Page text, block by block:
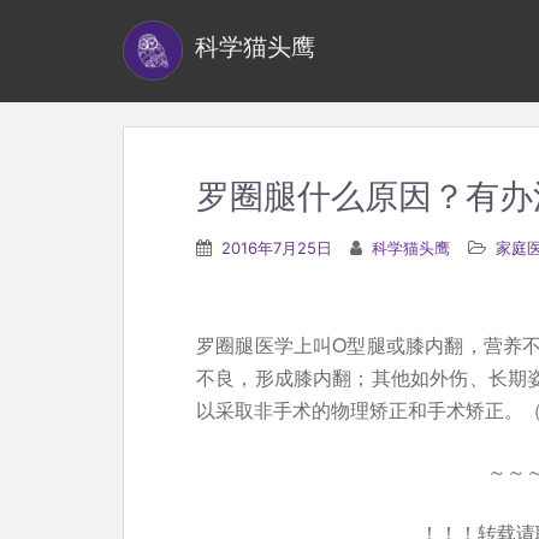
科学猫头鹰
罗圈腿什么原因？有办
2016年7月25日 科学猫头鹰 家庭
罗圈腿医学上叫O型腿或膝内翻，营养
不良，形成膝内翻；其他如外伤、长
以采取非手术的物理矫正和手术矫正。
～～
！！！转载